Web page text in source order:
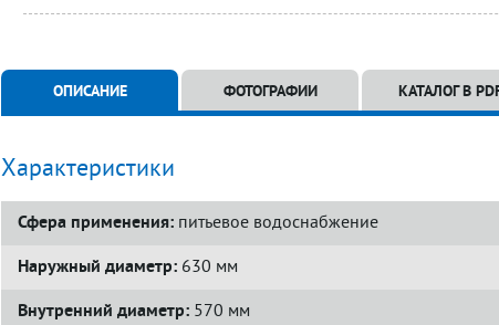
ОПИСАНИЕ ФОТОГРАФИИ КАТАЛОГ В
Характеристики
Сфера применения: питьевое водоснабжение
Наружный диаметр: 630 мм
Внутренний диаметр: 570 мм